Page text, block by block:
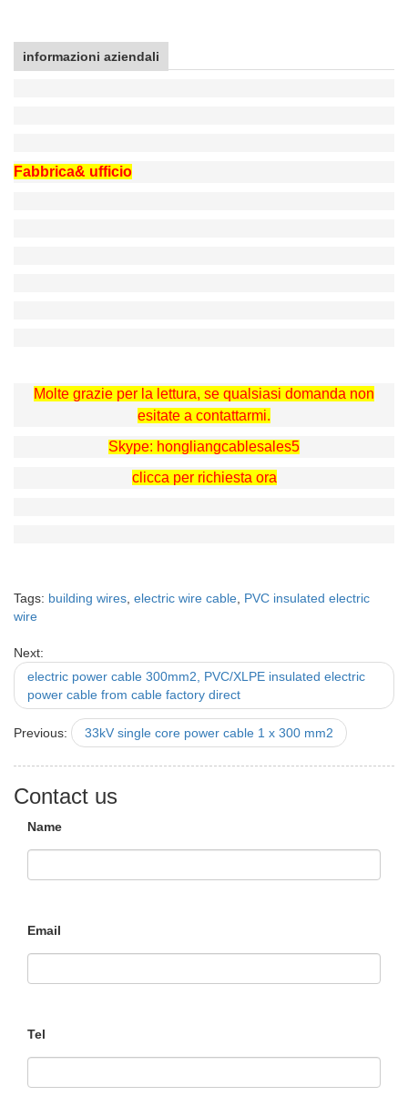
informazioni aziendali
Fabbrica& ufficio
Molte grazie per la lettura, se qualsiasi domanda non
esitate a contattarmi.
Skype: hongliangcablesales5
clicca per richiesta ora
Tags: building wires electric wire cable PVC insulated electric
wire
Next:
electric power cable 300mm2, PVC/XLPE insulated electric
power cable from cable factory direct
Previous: 33kV single core power cable 1 x 300 mm2
Contact us
Name
Email
Tel